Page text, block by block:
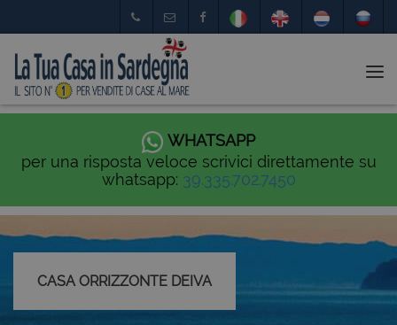
WHATSAPP
per una risposta veloce scrivici direttamente su
whatsapp: 39.335.702.7450
CASA ORRIZZONTE DEIVA